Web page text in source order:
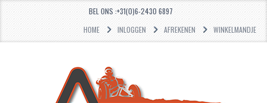
BEL ONS :+31(0)6-2430 6897
HOME
INLOGGEN AFREKENEN WINKELMANDJE